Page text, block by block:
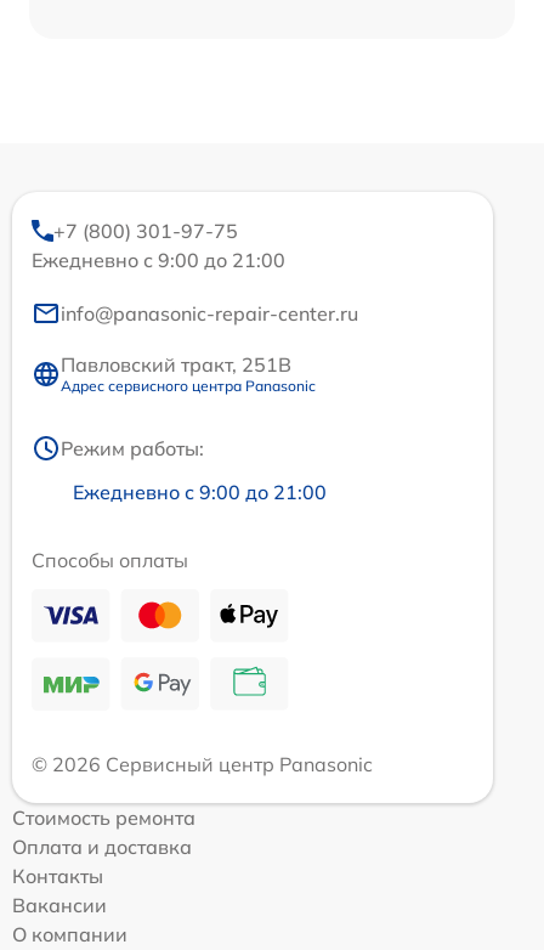
+7 (800) 301-97-75
Ежедневно с 9:00 до 21:00
info@panasonic-repair-center.ru
Павловский тракт, 251В
Адрес сервисного центра Panasonic
Режим работы:
Ежедневно с 9:00 до 21:00
Способы оплаты
© 2026 Сервисный центр Panasonic
Стоимость ремонта
Оплата и доставка
Контакты
Вакансии
О компании